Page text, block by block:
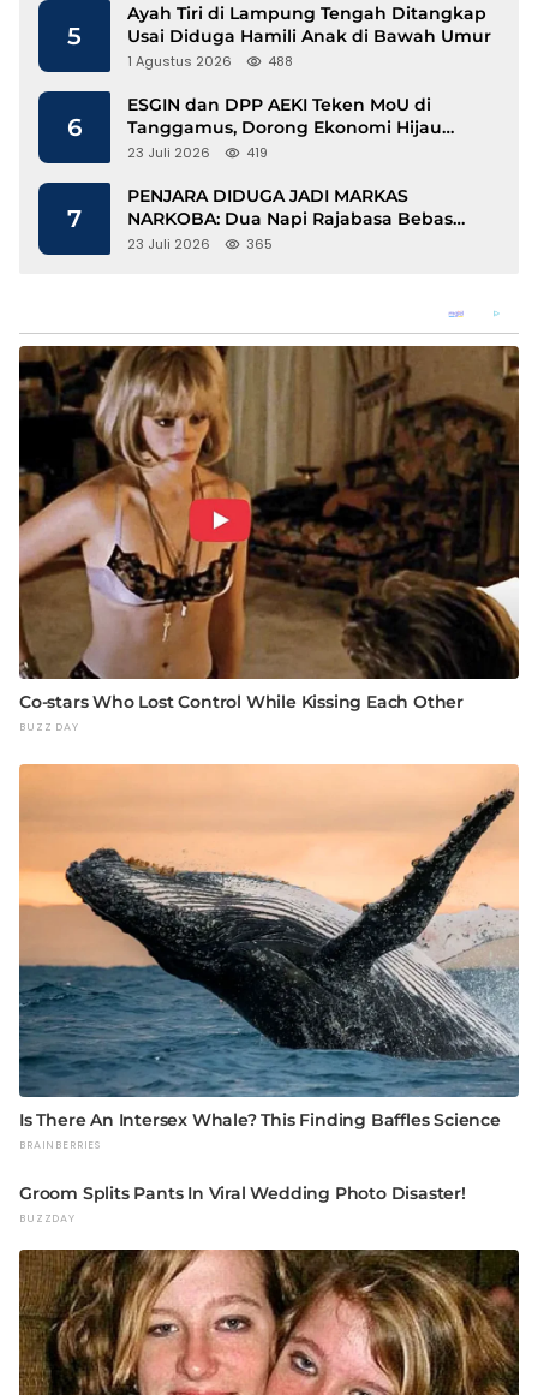
5
Ayah Tiri di Lampung Tengah Ditangkap
Usai Diduga Hamili Anak di Bawah Umur
1 Agustus 2026 488
6
ESGIN dan DPP AEKI Teken MoU di
Tanggamus, Dorong Ekonomi Hijau
Berbasis Kopi dan Perdagangan Karbon
23 Juli 2026 419
7
PENJARA DIDUGA JADI MARKAS
NARKOBA: Dua Napi Rajabasa Bebas
Gunakan HP, Muncul Dugaan
23 Juli 2026 365